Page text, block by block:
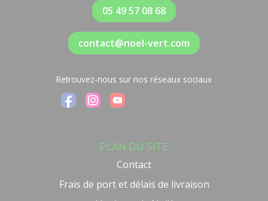
05 49 57 08 68
contact@noel-vert.com
Retrouvez-nous sur nos réseaux sociaux
PLAN DU SITE
Contact
Frais de port et délais de livraison